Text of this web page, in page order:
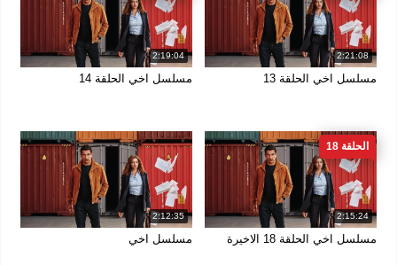
2:21:08
مسلسل اخي الحلقة 13
2:19:04
مسلسل اخي الحلقة 14
2:15:24
الحلقة 18
مسلسل اخي الحلقة 18 الاخيرة
2:12:35
مسلسل اخي